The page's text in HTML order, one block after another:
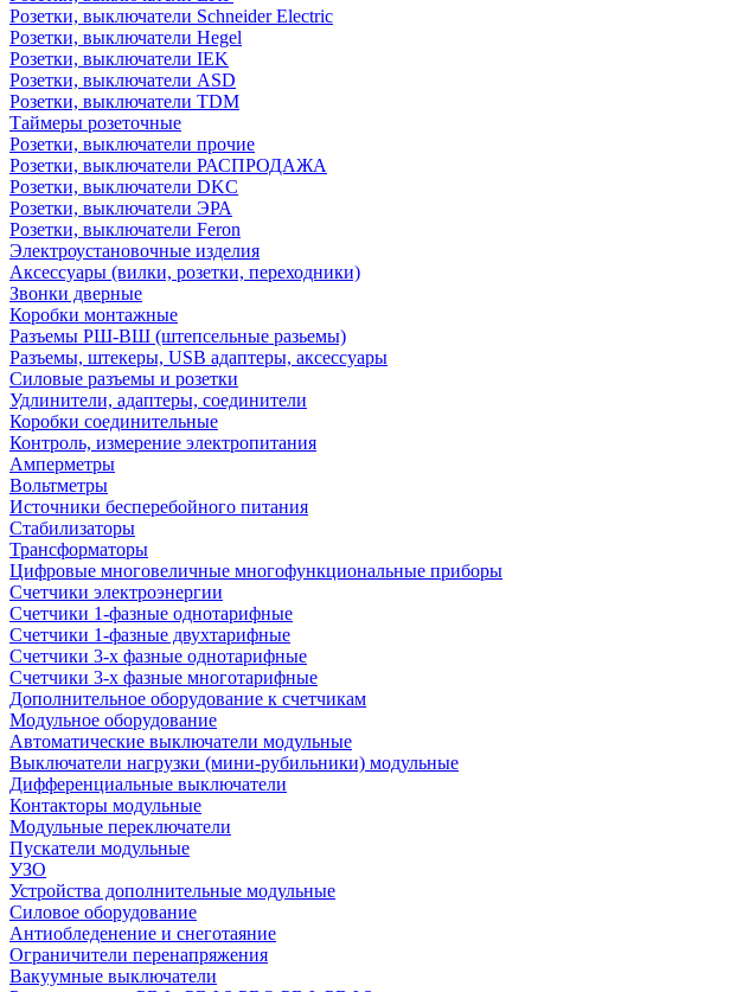
Розетки, выключатели Schneider Electric
Розетки, выключатели Hegel
Розетки, выключатели IEK
Розетки, выключатели ASD
Розетки, выключатели TDM
Таймеры розеточные
Розетки, выключатели прочие
Розетки, выключатели РАСПРОДАЖА
Розетки, выключатели DKC
Розетки, выключатели ЭРА
Розетки, выключатели Feron
Электроустановочные изделия
Аксессуары (вилки, розетки, переходники)
Звонки дверные
Коробки монтажные
Разъемы РШ-ВШ (штепсельные разьемы)
Разъемы, штекеры, USB адаптеры, аксессуары
Силовые разъемы и розетки
Удлинители, адаптеры, соединители
Коробки соединительные
Контроль, измерение электропитания
Амперметры
Вольтметры
Источники бесперебойного питания
Стабилизаторы
Трансформаторы
Цифровые многовеличные многофункциональные приборы
Счетчики электроэнергии
Счетчики 1-фазные однотарифные
Счетчики 1-фазные двухтарифные
Счетчики 3-х фазные однотарифные
Счетчики 3-х фазные многотарифные
Дополнительное оборудование к счетчикам
Модульное оборудование
Автоматические выключатели модульные
Выключатели нагрузки (мини-рубильники) модульные
Дифференциальные выключатели
Контакторы модульные
Модульные переключатели
Пускатели модульные
УЗО
Устройства дополнительные модульные
Силовое оборудование
Антиобледенение и снеготаяние
Ограничители перенапряжения
Вакуумные выключатели